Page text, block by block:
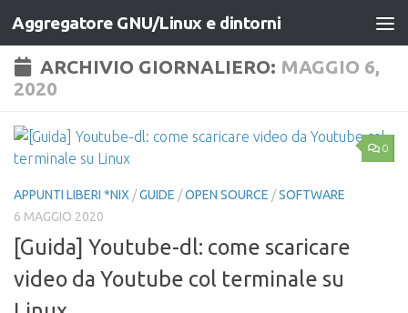
Salta al contenuto
Aggregatore GNU/Linux e dintorni
ARCHIVIO GIORNALIERO: MAGGIO 6,
2020
0
APPUNTI LIBERI *NIX /GUIDE /OPEN SOURCE /SOFTWARE
6 MAGGIO 2020
[Guida] Youtube-dl: come scaricare
video da Youtube col terminale su